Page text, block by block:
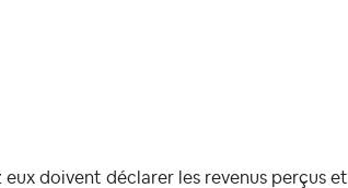
doivent déclarer les revenus perçus et